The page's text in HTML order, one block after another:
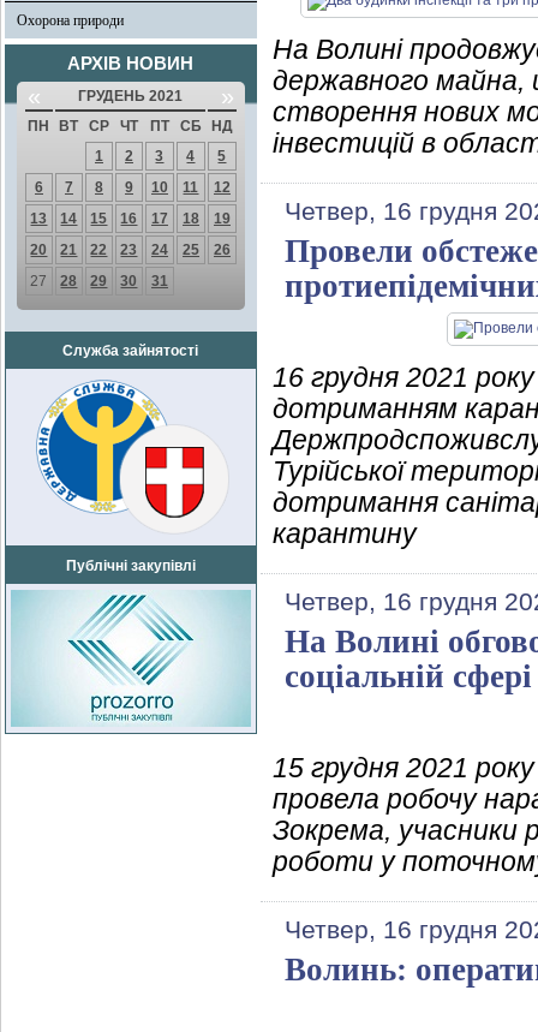
Охорона природи
АРХІВ НОВИН
« ГРУДЕНЬ 2021 »
ПН ВТ СР ЧТ ПТ СБ
НД
1
2 3 4
5
6
7 8 9 10 11
12
13
14 15 16 17 18
19
20
21 22 23 24 25
26
27
28 29 30 31
Служба зайнятості
Публічні закупівлі
На Волині
державного майна,
створення нових
інвестицій в
Четвер, 16 грудня
Провели
16 грудня 2021
дотриманням
Турійської
дотримання
карантину
Четвер, 16 грудня
На Волині
соціальній сфері
15 грудня 2021
провела робочу
Зокрема, учасники
роботи у
Четвер, 16 грудня
Волинь: